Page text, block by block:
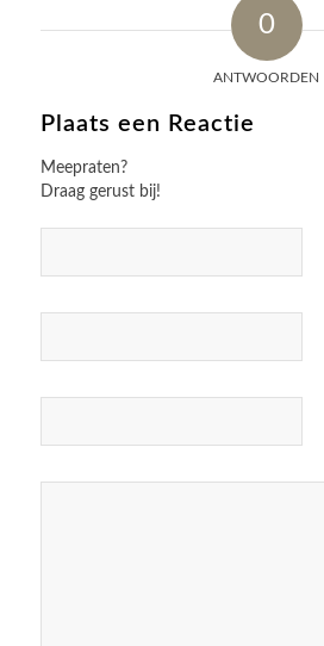
0
ANTWOORDEN
Plaats een Reactie
Meepraten?
Draag gerust bij!